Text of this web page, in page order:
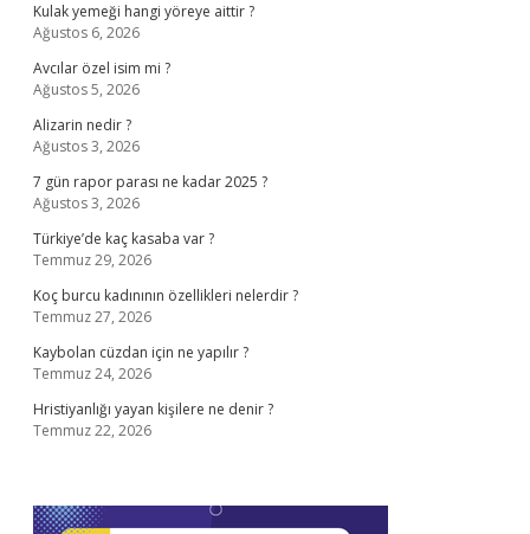
Kulak yemeği hangi yöreye aittir ?
Ağustos 6, 2026
Avcılar özel isim mi ?
Ağustos 5, 2026
Alizarin nedir ?
Ağustos 3, 2026
7 gün rapor parası ne kadar 2025 ?
Ağustos 3, 2026
Türkiye’de kaç kasaba var ?
Temmuz 29, 2026
Koç burcu kadınının özellikleri nelerdir ?
Temmuz 27, 2026
Kaybolan cüzdan için ne yapılır ?
Temmuz 24, 2026
Hristiyanlığı yayan kişilere ne denir ?
Temmuz 22, 2026